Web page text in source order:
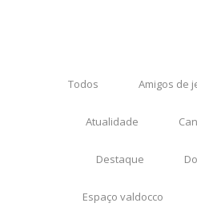
Todos Amigos de
Atualidade
Destaque
Espaço valdocco